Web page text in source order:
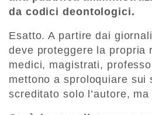
da codici deontologici.
Esatto. A partire dai
deve proteggere la propria
medici, magistrati,
mettono a sproloquiare sui
screditato solo l’autore,